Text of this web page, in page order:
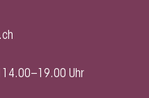
14.00–19.00 Uhr